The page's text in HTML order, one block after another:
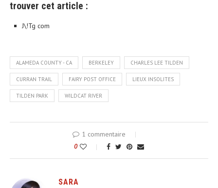
trouver cet article :
J\!Tg com
ALAMEDA COUNTY - CA BERKELEY CHARLES LEE TILDEN
CURRAN TRAIL FAIRY POST OFFICE LIEUX INSOLITES
TILDEN PARK WILDCAT RIVER
1 commentaire
0
SARA